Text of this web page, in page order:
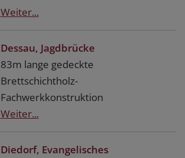
Weiter...
Dessau, Jagdbrücke
83m lange gedeckte
Brettschichtholz-
Fachwerkkonstruktion
Weiter...
Diedorf, Evangelisches